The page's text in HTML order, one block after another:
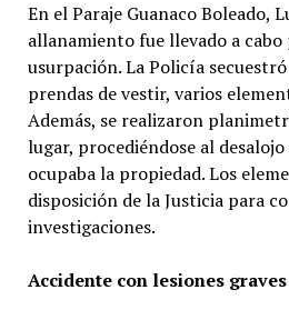
En el Paraje Guanaco Boleado,
allanamiento fue llevado a cabo
usurpación. La Policía
prendas de vestir, varios
Además, se realizaron
lugar, procediéndose al
ocupaba la propiedad. Los
disposición de la Justicia para
investigaciones.
Accidente con lesiones graves